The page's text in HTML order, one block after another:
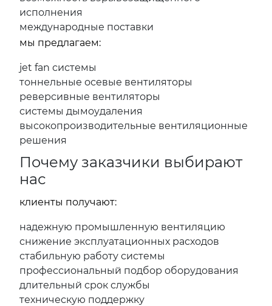
исполнения
международные поставки
мы предлагаем:
jet fan системы
тоннельные осевые вентиляторы
реверсивные вентиляторы
системы дымоудаления
высокопроизводительные вентиляционные
решения
Почему заказчики выбирают
нас
клиенты получают:
надежную промышленную вентиляцию
снижение эксплуатационных расходов
стабильную работу системы
профессиональный подбор оборудования
длительный срок службы
техническую поддержку